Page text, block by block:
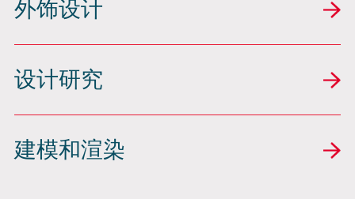
外饰设计
设计研究
建模和渲染